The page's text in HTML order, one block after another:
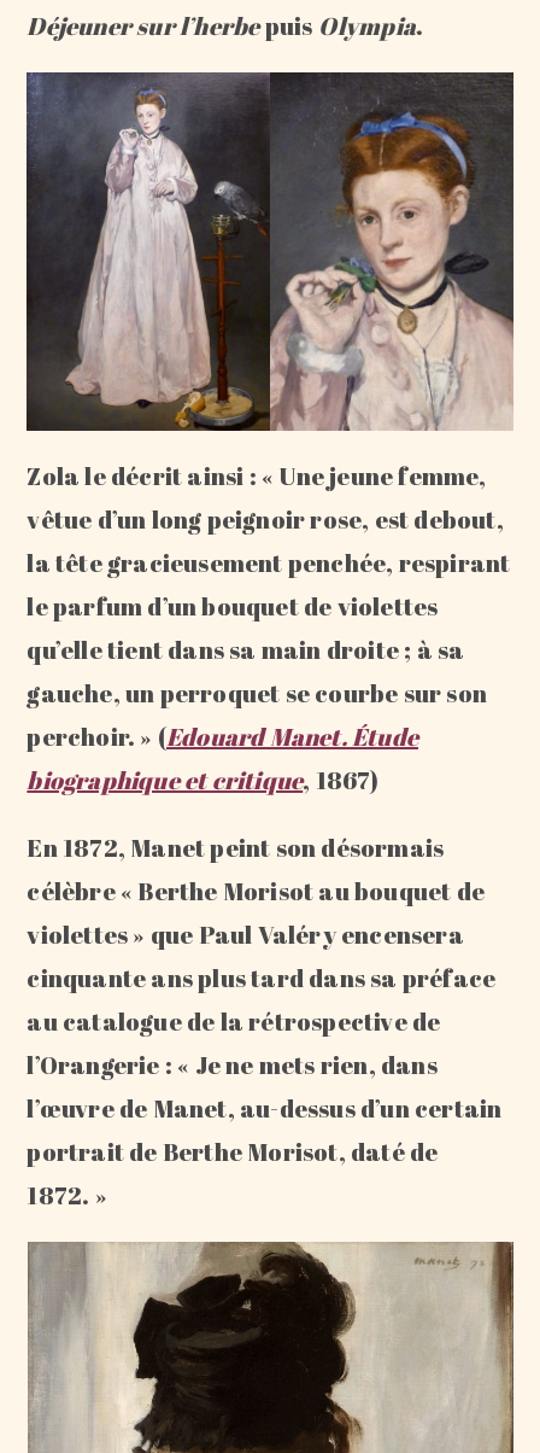
Déjeuner sur l’herbepuis Olympia.
Zola le décrit ainsi : « Une jeune femme,
vêtue d’un long peignoir rose, est debout,
la tête gracieusement penchée, respirant
le parfum d’un bouquet de violettes
qu’elle tient dans sa main droite ; à sa
gauche, un perroquet se courbe sur son
perchoir. » (Edouard Manet. Étude
biographique et critique, 1867)
En 1872, Manet peint son désormais
célèbre « Berthe Morisot au bouquet de
violettes » que Paul Valéry encensera
cinquante ans plus tard dans sa préface
au catalogue de la rétrospective de
l’Orangerie : « Je ne mets rien, dans
l’œuvre de Manet, au-dessus d’un certain
portrait de Berthe Morisot, daté de
1872. »